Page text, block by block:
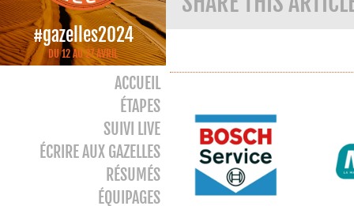
#gazelles2024
DU 12 AU 27 AVRIL
ACCUEIL
ÉTAPES
SUIVI LIVE
ÉCRIRE AUX GAZELLES
RÉSUMÉS
ÉQUIPAGES